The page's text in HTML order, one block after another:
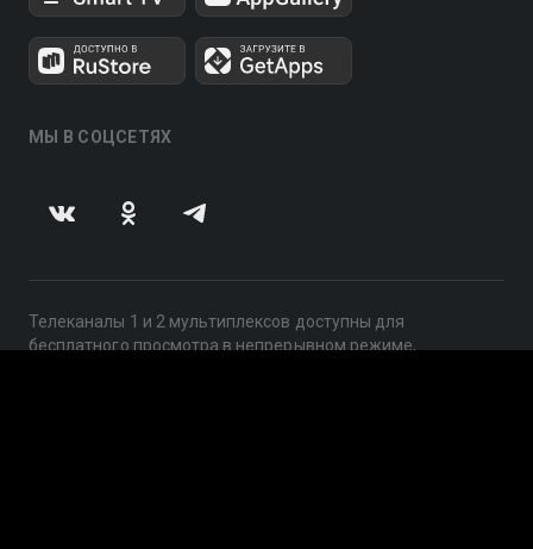
МЫ В СОЦСЕТЯХ
Телеканалы 1 и 2 мультиплексов доступны для
бесплатного просмотра в непрерывном режиме,